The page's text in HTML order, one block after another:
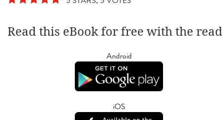
Read this eBook for free with the
Android
iOS